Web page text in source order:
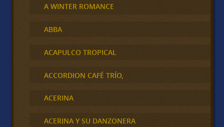
A WINTER ROMANCE
ABBA
ACAPULCO TROPICAL
ACCORDION CAFÉ TRÍO,
ACERINA
ACERINA Y SU DANZONERA